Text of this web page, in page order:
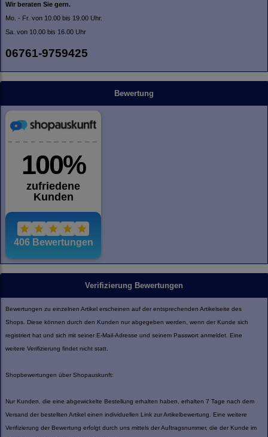
Wir beraten Sie gern.
Mo. - Fr. von 10.00 bis 19.00 Uhr.
Sa. von 10.00 bis 16.00 Uhr
06761-9759425
Bewertung
Verifizierung Bewertungen
Bewertungen zu einzelnen Artikel erscheinen auf der entsprechenden Artikelseite des
Shops. Diese können durch den Kunden nur abgegeben werden, wenn der Kunde sich
registriert hat und sich mit seiner E-Mail-Adresse und seinem Passwort anmeldet. Eine
weitere Verifizierung findet nicht statt.
Shopbewertungen über Shopauskunft:
Nur Kunden, die eine abgewickelte Bestellung erhalten haben, erhalten 7 Tage nach dem
Versand der bestellten Artikel einen individuellen Link zur Artikelbewertung. Eine weitere
Verifizierung der Bewertung erfolgt durch uns mittels der Auftragsnummer, die der Kunde im